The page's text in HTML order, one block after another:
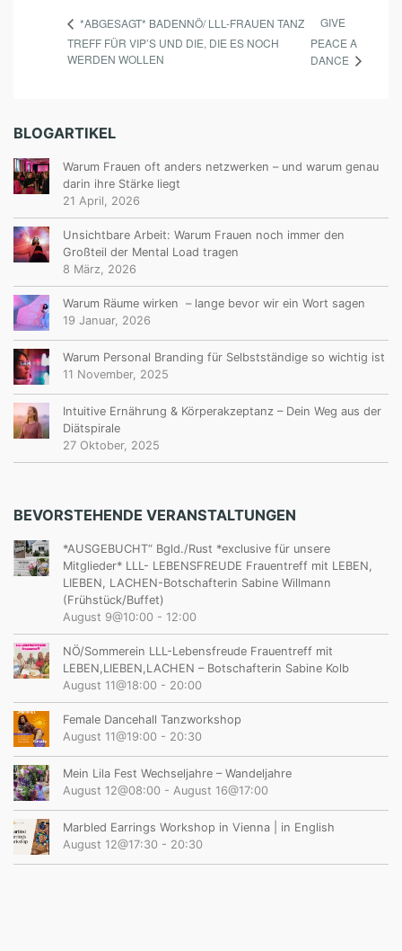
*ABGESAGT* BADENNÖ/ LLL-FRAUEN TANZ
TREFF FÜR VIP’S UND DIE, DIE ES NOCH
WERDEN WOLLEN
GIVE
PEACE A
DANCE
BLOGARTIKEL
Warum Frauen oft anders netzwerken – und warum genau
darin ihre Stärke liegt
21 April, 2026
Unsichtbare Arbeit: Warum Frauen noch immer den
Großteil der Mental Load tragen
8 März, 2026
Warum Räume wirken – lange bevor wir ein Wort sagen
19 Januar, 2026
Warum Personal Branding für Selbstständige so wichtig ist
11 November, 2025
Intuitive Ernährung & Körperakzeptanz – Dein Weg aus der
Diätspirale
27 Oktober, 2025
BEVORSTEHENDE VERANSTALTUNGEN
*AUSGEBUCHT“ Bgld./Rust *exclusive für unsere
Mitglieder* LLL- LEBENSFREUDE Frauentreff mit LEBEN,
LIEBEN, LACHEN-Botschafterin Sabine Willmann
(Frühstück/Buffet)
August 9@10:00 - 12:00
NÖ/Sommerein LLL-Lebensfreude Frauentreff mit
LEBEN,LIEBEN,LACHEN – Botschafterin Sabine Kolb
August 11@18:00 - 20:00
Female Dancehall Tanzworkshop
August 11@19:00 - 20:30
Mein Lila Fest Wechseljahre – Wandeljahre
August 12@08:00 - August 16@17:00
Marbled Earrings Workshop in Vienna | in English
August 12@17:30 - 20:30